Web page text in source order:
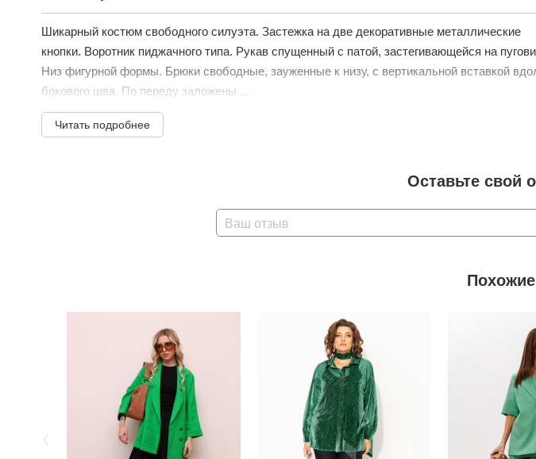
Шикарный костюм свободного силуэта. Застежка на две декоративные металлические
кнопки. Воротник пиджачного типа. Рукав спущенный с патой, застегивающейся на
Низ фигурной формы. Брюки свободные, зауженные к низу, с вертикальной вставкой
бокового шва. По переду заложены ...
Читать подробнее
Оставьте свой
Ваш отзыв